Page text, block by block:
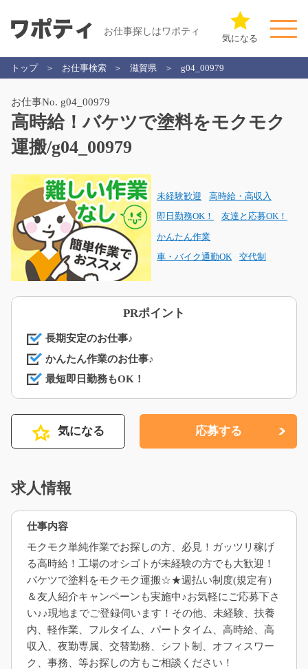
お仕事探しはワポティ
気になる
トップ お仕事検索 滋賀県 g04_00979
お仕事No. g04_00979
高時給！バケツで塗料をモクモク
運搬/g04_00979
未経験歓迎 高時給・高収入
即日勤務OK！ 友達と応募OK！
かんたん作業
車・バイク通勤OK 交代制
PRポイント
長期安定のお仕事♪
かんたん作業のお仕事♪
最短即日勤務もOK！
気になる 応募する
求人情報
仕事内容
モクモク単純作業でお探しの方、必見！ガッツリ稼げ
る高時給！工場のオシゴトが未経験の方でも大歓迎！
バケツで塗料をモクモク運搬☆★週払い制度(規定有）
＆友人紹介キャンペーンも実施中♪お気軽にご応募下さ
い♪♪現地までご登録伺います！その他、未経験、扶養
内、軽作業、フルタイム、パートタイム、高時給、高
収入、夜勤専属、交替勤務、シフト制、オフィスワー
ク、事務、等お探しの方もご相談ください！